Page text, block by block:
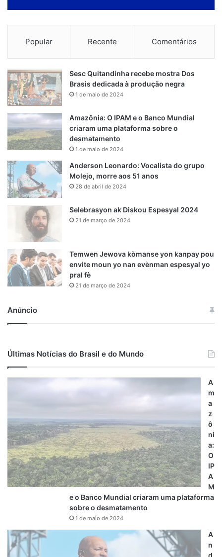
Popular Recente Comentários
Sesc Quitandinha recebe mostra Dos
Brasis dedicada à produção negra
1 de maio de 2024
Amazônia: O IPAM e o Banco Mundial
criaram uma plataforma sobre o
desmatamento
1 de maio de 2024
Anderson Leonardo: Vocalista do grupo
Molejo, morre aos 51 anos
28 de abril de 2024
Selebrasyon ak Diskou Espesyal 2024
21 de março de 2024
Temwen Jewova kòmanse yon kanpay pou
envite moun yo nan evènman espesyal yo
pral fè
21 de março de 2024
Anúncio
Últimas Notícias do Brasil e do Mundo
A
m
a
z
ô
ni
a:
O
IP
A
M
e o Banco Mundial criaram uma plataforma
sobre o desmatamento
1 de maio de 2024
A
n